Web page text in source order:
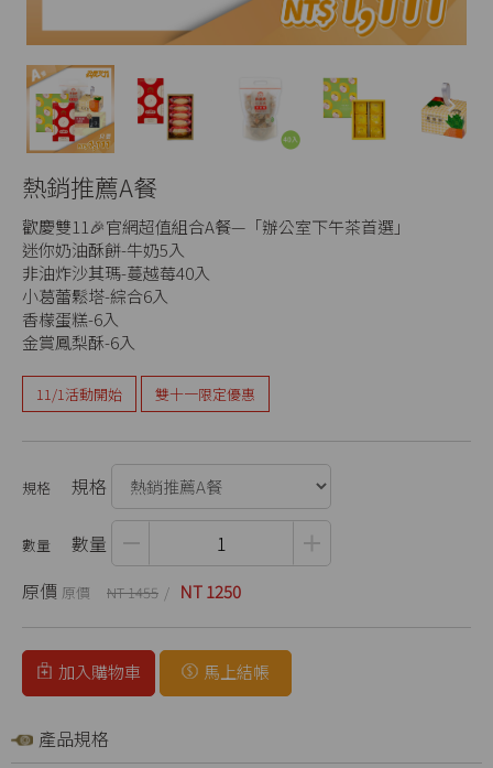
Next
熱銷推薦A餐
歡慶雙11🎉官網超值組合A餐—「辦公室下午茶首選」
迷你奶油酥餅-牛奶5入
非油炸沙其瑪-蔓越莓40入
小葛蕾鬆塔-綜合6入
香檬蛋糕-6入
金賞鳳梨酥-6入
11/1活動開始 雙十一限定優惠
規格
數量
原價
NT 1455 NT 1250
加入購物車 馬上結帳
產品規格